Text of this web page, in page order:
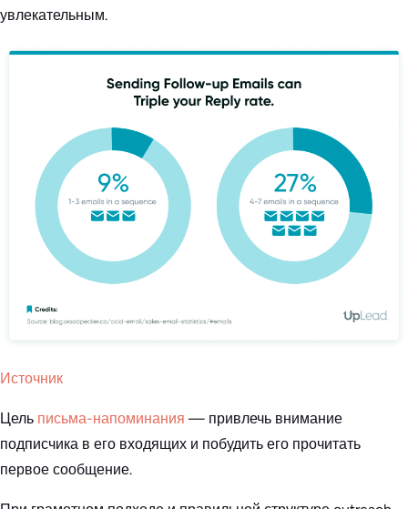
увлекательным.
Источник
Цель письма-напоминания — привлечь внимание
подписчика в его входящих и побудить его прочитать
первое сообщение.